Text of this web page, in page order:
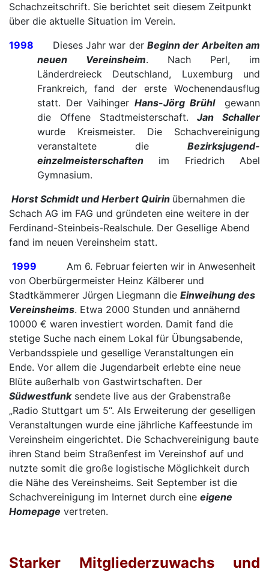
Schachzeitschrift. Sie berichtet seit diesem Zeitpunkt
über die aktuelle Situation im Verein.
1998
Dieses Jahr war derBeginn der Arbeiten am
neuen Vereinsheim. Nach Perl, im
Länderdreieck Deutschland, Luxemburg und
Frankreich, fand der erste Wochenendausflug
statt. Der Vaihinger Hans-Jörg Brühl
gewann
die Offene Stadtmeisterschaft.Jan Schaller
wurde Kreismeister. Die Schachvereinigung
veranstaltete die Bezirksjugend-
einzelmeisterschaften im Friedrich Abel
Gymnasium.
Horst Schmidt und Herbert Quirin übernahmen die
Schach AG im FAG und gründeten eine weitere in der
Ferdinand-Steinbeis-Realschule. Der Gesellige Abend
fand im neuen Vereinsheim statt.
1999
Am 6. Februar feierten wir in Anwesenheit
von Oberbürgermeister Heinz Kälberer und
Stadtkämmerer Jürgen Liegmann die Einweihung des
Vereinsheims. Etwa 2000 Stunden und annähernd
10000 € waren investiert worden. Damit fand die
stetige Suche nach einem Lokal für Übungsabende,
Verbandsspiele und gesellige Veranstaltungen ein
Ende. Vor allem die Jugendarbeit erlebte eine neue
Blüte außerhalb von Gastwirtschaften. Der
Südwestfunksendete live aus der Grabenstraße
„Radio Stuttgart um 5“. Als Erweiterung der geselligen
Veranstaltungen wurde eine jährliche Kaffeestunde im
Vereinsheim eingerichtet. Die Schachvereinigung baute
ihren Stand beim Straßenfest im Vereinshof auf und
nutzte somit die große logistische Möglichkeit durch
die Nähe des Vereinsheims. Seit September ist die
Schachvereinigung im Internet durch eine eigene
Homepage vertreten.
Starker Mitgliederzuwachs und